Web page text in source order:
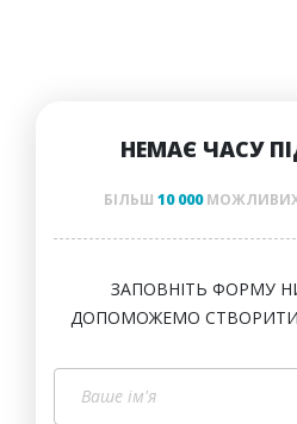
НЕМАЄ ЧАСУ
БІЛЬШ 10 000МОЖЛИВИХ
ЗАПОВНІТЬ ФОРМУ
ДОПОМОЖЕМО СТВОРИТИ